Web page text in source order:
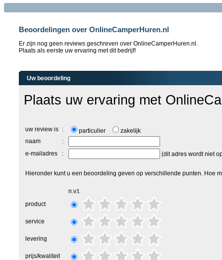
Beoordelingen over OnlineCamperHuren.nl
Er zijn nog geen reviews geschreven over OnlineCamperHuren.nl.
Plaats als eerste uw ervaring met dit bedrijf!
Uw beoordeling
Plaats uw ervaring met
uw review is : particulier
zakelijk
naam
:
e-mailadres
: (dit adres wordt niet
Hieronder kunt u een beoordeling geven op verschillende punten. Hoe
n.v.t.
product
service
levering
prijs/kwaliteit